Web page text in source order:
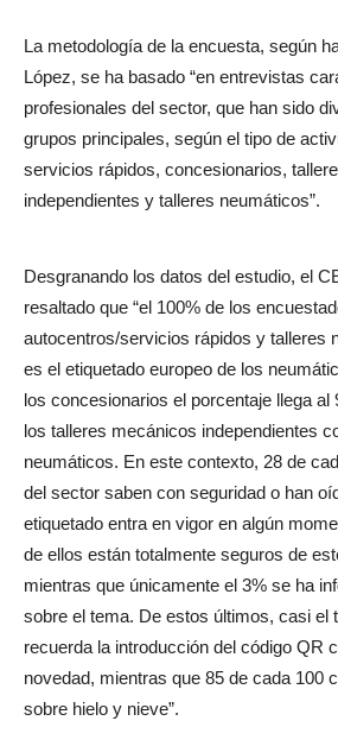
La metodología de la encuesta, según
López, se ha basado “en entrevistas
profesionales del sector, que han sido
grupos principales, según el tipo de
servicios rápidos, concesionarios,
independientes y talleres neumáticos”.
Desgranando los datos del estudio, el
resaltado que “el 100% de los
autocentros/servicios rápidos y talleres
es el etiquetado europeo de los
los concesionarios el porcentaje llega al
los talleres mecánicos independientes
neumáticos. En este contexto, 28 de
del sector saben con seguridad o han
etiquetado entra en vigor en algún
de ellos están totalmente seguros de
mientras que únicamente el 3% se ha
sobre el tema. De estos últimos, casi el
recuerda la introducción del código QR
novedad, mientras que 85 de cada 100
sobre hielo y nieve”.